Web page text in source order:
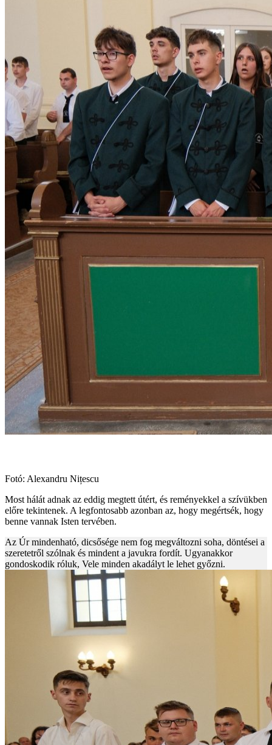
Fotó: Alexandru Nițescu
Most hálát adnak az eddig megtett útért, és reményekkel a szívükben
előre tekintenek. A legfontosabb azonban az, hogy megértsék, hogy
benne vannak Isten tervében.
Az Úr mindenható, dicsősége nem fog megváltozni soha, döntései a
szeretetről szólnak és mindent a javukra fordít. Ugyanakkor
gondoskodik róluk, Vele minden akadályt le lehet győzni.